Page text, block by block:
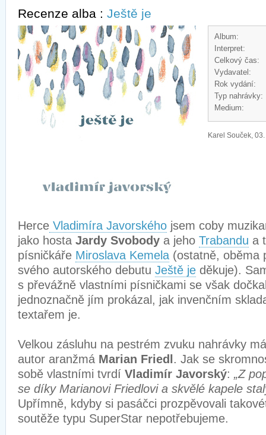
Recenze alba : Ještě je
Album:
Interpret:
Celkový čas:
Vydavatel:
Rok vydání:
Typ nahrávky:
Medium:
Karel Souček,
Herce Vladimíra Javorského jsem coby
jako hosta Jardy Svobody a jeho Trabandu a
písničkáře Miroslava Kemela (ostatně, oběma
svého autorského debutu Ještě je děkuje).
s převážně vlastními písničkami se však
jednoznačně jím prokázal, jak invenčním
textařem je.
Velkou zásluhu na pestrém zvuku nahrávky
autor aranžmá Marian Friedl . Jak se
sobě vlastními tvrdí Vladimír Javorský: „Z
se díky Marianovi Friedlovi a skvělé kapele
Upřímně, kdyby si pasáčci prozpěvovali
soutěže typu SuperStar nepotřebujeme.